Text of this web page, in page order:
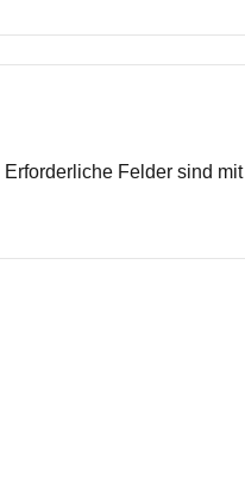
Erforderliche Felder sind mit